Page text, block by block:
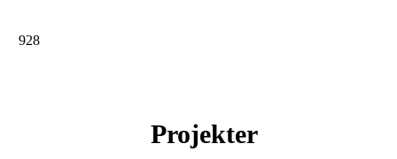
928
Projekter